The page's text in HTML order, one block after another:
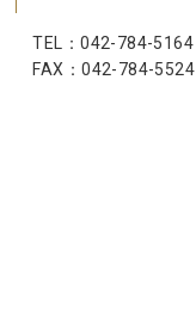
TEL：042-784-5164
FAX：042-784-5524